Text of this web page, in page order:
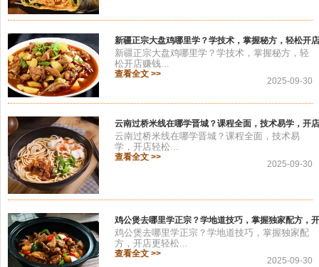
新疆正宗大盘鸡哪里学？学技术，掌握秘方，轻松开
2025-09-30
新疆正宗大盘鸡哪里学？学技术，掌握秘方，轻
松开店赚钱...
查看全文 >>
云南过桥米线在哪学晋城？课程全面，技术易学，开
2025-09-30
云南过桥米线在哪学晋城？课程全面，技术易
学，开店轻松...
查看全文 >>
鸡公煲去哪里学正宗？学地道技巧，掌握独家配方，
2025-09-30
鸡公煲去哪里学正宗？学地道技巧，掌握独家配
方，开店更轻松...
查看全文 >>